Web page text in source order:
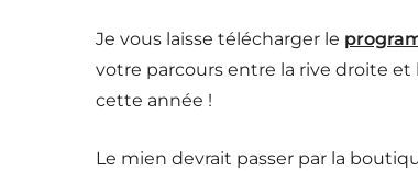
Je vous laisse télécharger le
votre parcours entre la rive droite
cette année !
Le mien devrait passer par la